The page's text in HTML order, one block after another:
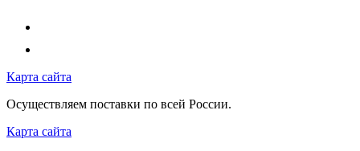
Карта сайта
Осуществляем поставки по всей России.
Карта сайта